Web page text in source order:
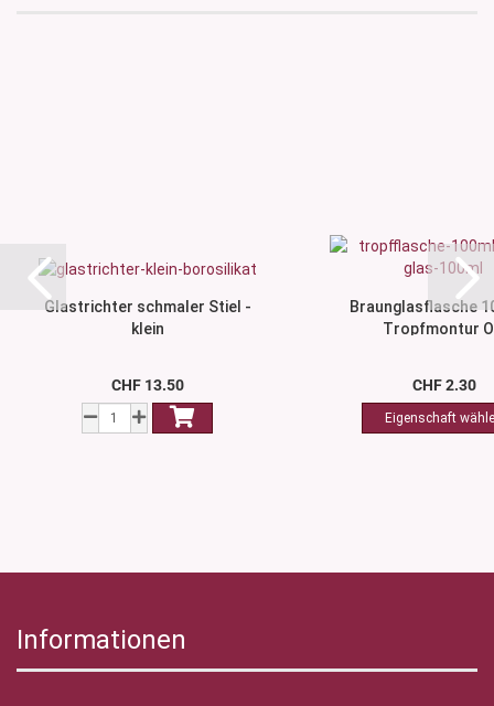
Glastrichter schmaler Stiel -
klein
CHF 13.50
Braunglasflasche
Tropfmontur
CHF 2.30
Informationen